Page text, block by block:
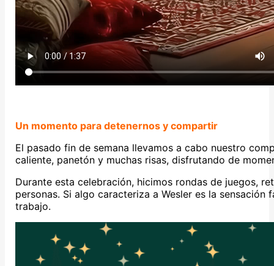
Un momento para detenernos y compartir
El pasado fin de semana llevamos a cabo nuestro
caliente, panetón y muchas risas, disfrutando de
Durante esta celebración, hicimos rondas de juegos,
personas. Si algo caracteriza a Wesler es la
trabajo.